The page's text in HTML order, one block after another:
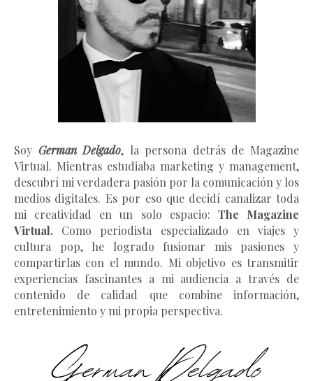
Soy German Delgado, la persona detrás de Magazine
Virtual. Mientras estudiaba marketing y management,
descubrí mi verdadera pasión por la comunicación y los
medios digitales. Es por eso que decidí canalizar toda
mi creatividad en un solo espacio: The Magazine
Virtual. Como periodista especializado en viajes y
cultura pop, he logrado fusionar mis pasiones y
compartirlas con el mundo. Mi objetivo es transmitir
experiencias fascinantes a mi audiencia a través de
contenido de calidad que combine información,
entretenimiento y mi propia perspectiva.